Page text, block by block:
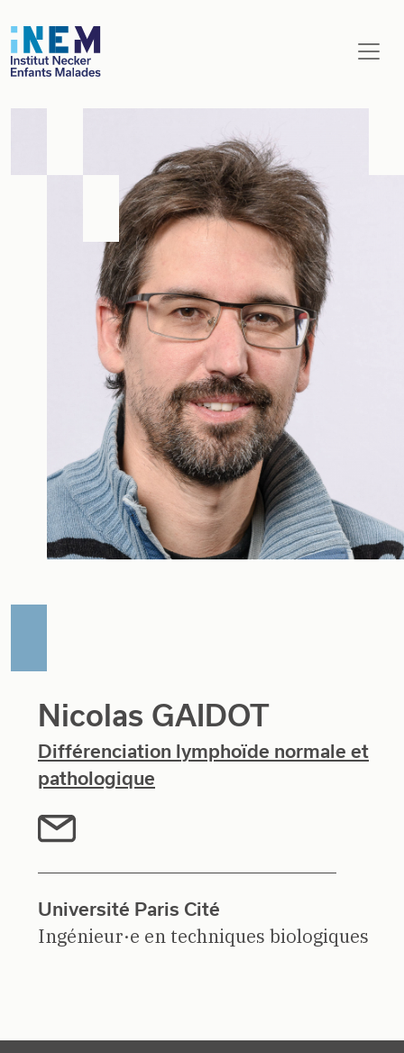
Aller au contenu principal
Nicolas GAIDOT
Différenciation lymphoïde normale et
pathologique
Université Paris Cité
Ingénieur·e en techniques biologiques